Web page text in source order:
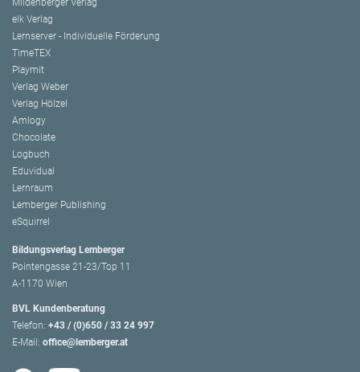
Mildenberger Verlag
elk Verlag
Lernserver - Individuelle Förderung
TimeTEX
Playmit
Verlag Weber
Verlag Hölzel
Amlogy
Chocolate
Logbuch
Eduvidual
Lernraum
Lemberger Publishing
eSquirrel
Bildungsverlag Lemberger
Pointengasse 21-23/Top 11
A-1170 Wien
BVL Kundenberatung
Telefon: +43 / (0)650 / 33 24 997
E-Mail: office@lemberger.at